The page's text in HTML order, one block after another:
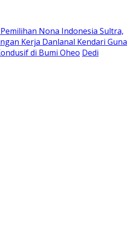
Nona Indonesia Sultra,
Kerja Danlanal Kendari Guna
di Bumi Oheo Dedi